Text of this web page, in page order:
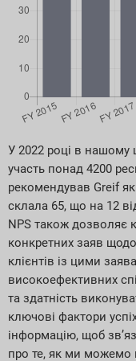
У 2022 році в нашому
участь понад 4200
рекомендував Greif
склала 65, що на 12
NPS також дозволяє
конкретних заяв
клієнтів із цими
високоефективних
та здатність
ключові фактори
інформацію, щоб
про те, як ми можемо